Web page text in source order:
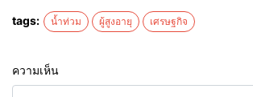
tags: น้ำท่วม ผู้สูงอายุ เศรษฐกิจ
ความเห็น